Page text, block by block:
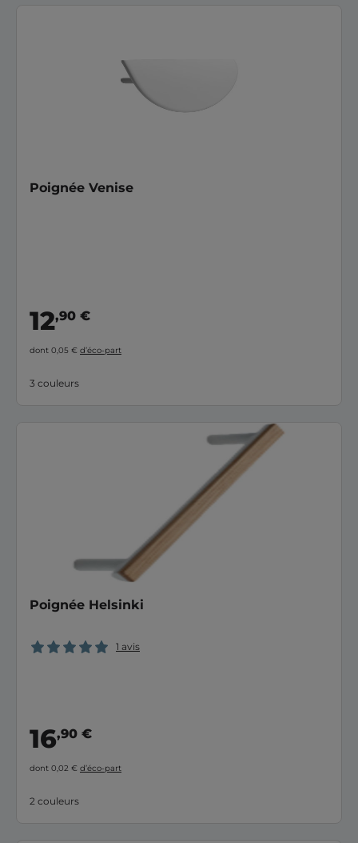
Poignée Venise
12,90 €
dont 0,05 € d’éco-part
3 couleurs
Poignée Helsinki
1 avis
16,90 €
dont 0,02 € d’éco-part
2 couleurs